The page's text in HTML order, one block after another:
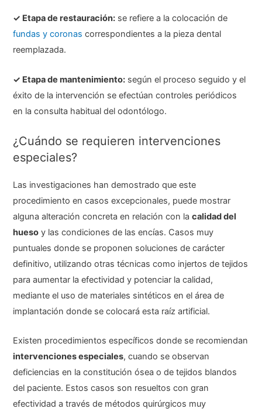
✓ Etapa de restauración: se refiere a la colocación de
fundas y coronas correspondientes a la pieza dental
reemplazada.
✓ Etapa de mantenimiento: según el proceso seguido y el
éxito de la intervención se efectúan controles periódicos
en la consulta habitual del odontólogo.
¿Cuándo se requieren intervenciones
especiales?
Las investigaciones han demostrado que este
procedimiento en casos excepcionales, puede mostrar
alguna alteración concreta en relación con lacalidad del
hueso y las condiciones de las encías. Casos muy
puntuales donde se proponen soluciones de carácter
definitivo, utilizando otras técnicas como injertos de tejidos
para aumentar la efectividad y potenciar la calidad,
mediante el uso de materiales sintéticos en el área de
implantación donde se colocará esta raíz artificial.
Existen procedimientos específicos donde se recomiendan
intervenciones especiales, cuando se observan
deficiencias en la constitución ósea o de tejidos blandos
del paciente. Estos casos son resueltos con gran
efectividad a través de métodos quirúrgicos muy